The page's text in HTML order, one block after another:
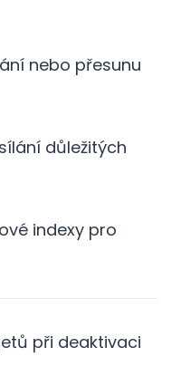
nebo přesunu
důležitých
indexy pro
při deaktivaci